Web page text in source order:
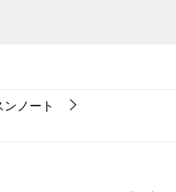
ノート